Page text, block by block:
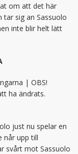
om att det här
tar sig an Sassuolo
inte blir helt lätt
| OBS!
ha ändrats.
just nu spelar en
når upp till
svårt mot Sassuolo